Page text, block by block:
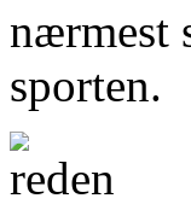
nærmest
sporten.